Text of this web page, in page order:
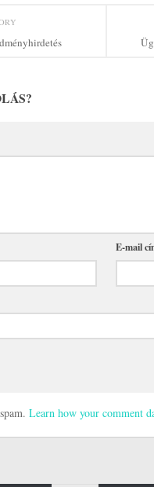
E-mail
Learn how your comment